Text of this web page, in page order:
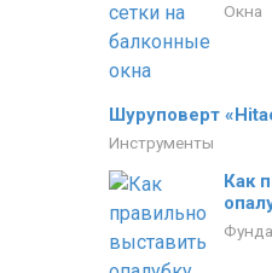
Окна
Шуруповерт
Инструменты
Как